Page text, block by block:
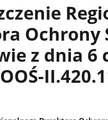
Ochrony
z dnia 6